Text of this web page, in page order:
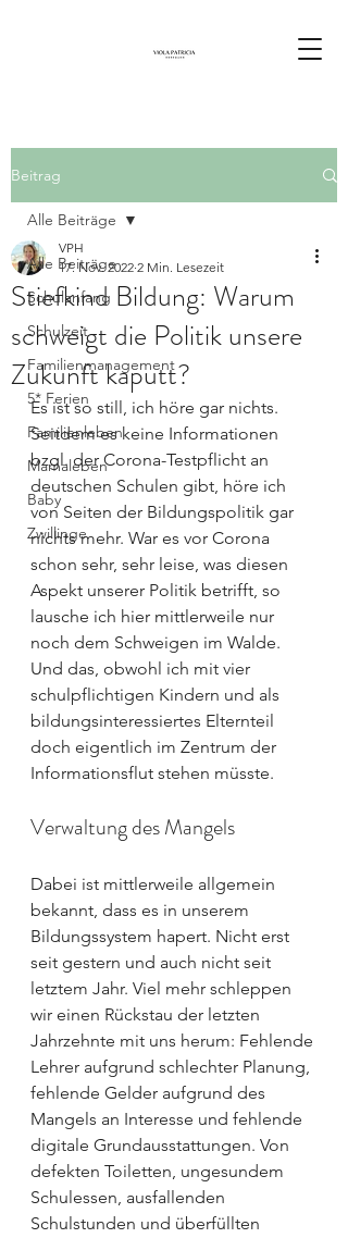
Beitrag
Alle Beiträge
Schulanfang
Schulzeit
Familienmanagement
5* Ferien
Familienleben
Mamaleben
Baby
Zwillinge
Alle Beiträge
Stiefkind Bildung: Warum
schweigt die Politik unsere
Zukunft kaputt?
VPH
17. Nov. 2022 2 Min. Lesezeit
Es ist so still, ich höre gar nichts.
Seitdem es keine Informationen
bzgl. der Corona-Testpflicht an
deutschen Schulen gibt, höre ich
von Seiten der Bildungspolitik gar
nichts mehr. War es vor Corona
schon sehr, sehr leise, was diesen
Aspekt unserer Politik betrifft, so
lausche ich hier mittlerweile nur
noch dem Schweigen im Walde.
Und das, obwohl ich mit vier
schulpflichtigen Kindern und als
bildungsinteressiertes Elternteil
doch eigentlich im Zentrum der
Informationsflut stehen müsste.
Verwaltung des Mangels
Dabei ist mittlerweile allgemein
bekannt, dass es in unserem
Bildungssystem hapert. Nicht erst
seit gestern und auch nicht seit
letztem Jahr. Viel mehr schleppen
wir einen Rückstau der letzten
Jahrzehnte mit uns herum: Fehlende
Lehrer aufgrund schlechter Planung,
fehlende Gelder aufgrund des
Mangels an Interesse und fehlende
digitale Grundausstattungen. Von
defekten Toiletten, ungesundem
Schulessen, ausfallenden
Schulstunden und überfüllten